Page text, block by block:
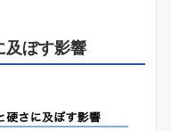
及ぼす影響